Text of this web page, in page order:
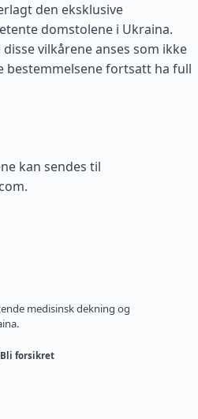
den eksklusive
domstolene i Ukraina.
vilkårene anses som ikke
bestemmelsene fortsatt ha full
kan sendes til
.
medisinsk dekning og
Bli forsikret